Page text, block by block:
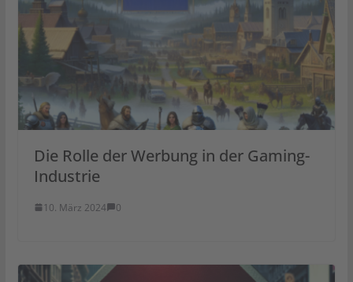
Die Rolle der Werbung in der Gaming-
Industrie
10. März 2024 0